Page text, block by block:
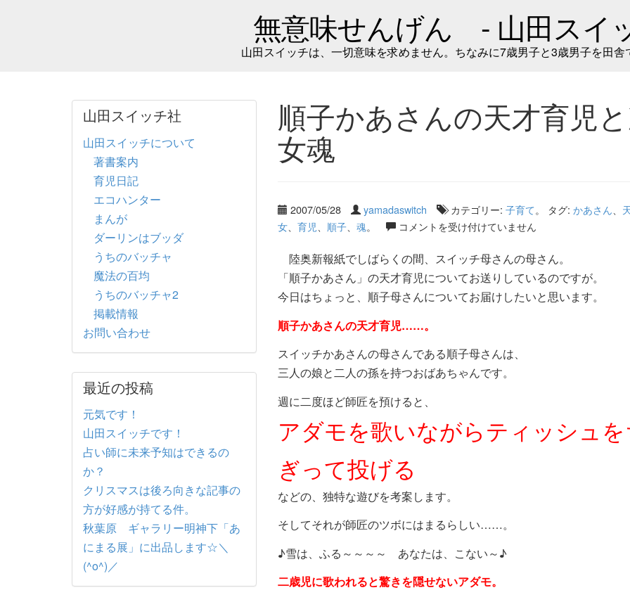
無意味せんげん - 山田スイ
山田スイッチは、一切意味を求めません。ちなみに7歳男子と3歳男子を田舎
順子かあさんの天才育児
女魂
2007/05/28 yamadaswitch カテゴリー: 子育て。 タグ: かあさん
女、 育児 順子、 魂。 コメントを受け付けていません
陸奥新報紙でしばらくの間、スイッチ母さんの母さん。
「順子かあさん」の天才育児についてお送りしているのですが。
今日はちょっと、順子母さんについてお届けしたいと思います。
順子かあさんの天才育児……。
スイッチかあさんの母さんである順子母さんは、
三人の娘と二人の孫を持つおばあちゃんです。
週に二度ほど師匠を預けると、
アダモを歌いながらティッシュ
ぎって投げる
などの、独特な遊びを考案します。
そしてそれが師匠のツボにはまるらしい……。
♪雪は、ふる～～～～ あなたは、こない～♪
二歳児に歌われると驚きを隠せないアダモ。
山田スイッチ社
山田スイッチについて
著書案内
育児日記
エコハンター
まんが
ダーリンはブッダ
うちのバッチャ
魔法の百均
うちのバッチャ2
掲載情報
お問い合わせ
最近の投稿
元気です！
山田スイッチです！
占い師に未来予知はできるの
か？
クリスマスは後ろ向きな記事の
方が好感が持てる件。
秋葉原 ギャラリー明神下「あ
にまる展」に出品します☆＼
(^o^)／